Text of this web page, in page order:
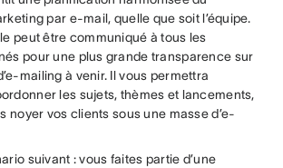
par e-mail, quelle que soit l’équipe.
peut être communiqué à tous les
pour une plus grande transparence sur
mailing à venir. Il vous permettra
les sujets, thèmes et lancements,
noyer vos clients sous une masse d’e-
suivant : vous faites partie d’une